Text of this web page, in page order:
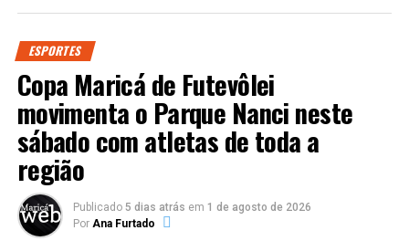
ESPORTES
Copa Maricá de Futevôlei
movimenta o Parque Nanci neste
sábado com atletas de toda a
região
Publicado 5 dias atrás em 1 de agosto de 2026
Por Ana Furtado